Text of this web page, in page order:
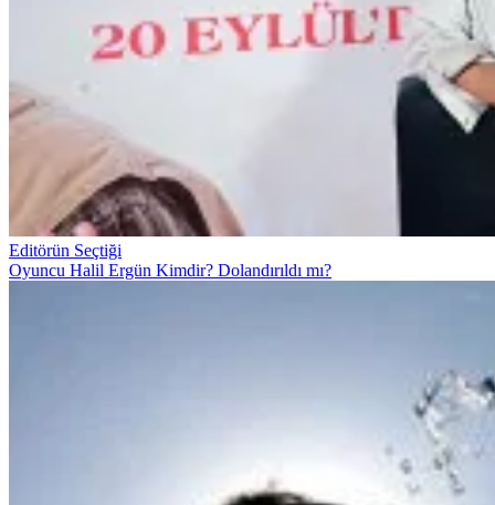
Editörün Seçtiği
Oyuncu Halil Ergün Kimdir? Dolandırıldı mı?